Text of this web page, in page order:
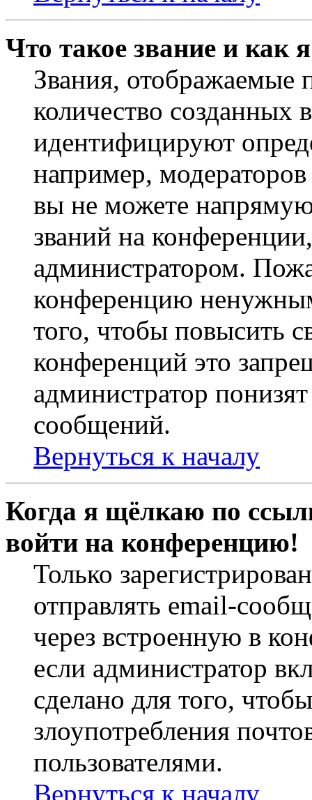
Что такое звание и как
Звания,
количество
идентифицируют
например,
вы не можете
званий на
администратором.
конференцию
того, чтобы повысить
конференций это
администратор
сообщений.
Вернуться к началу
Когда я щёлкаю по
войти на конференцию!
Только
отправлять email-
через встроенную в
если администратор
сделано для того,
злоупотребления
пользователями.
Вернуться к началу